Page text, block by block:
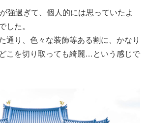
強過ぎて、個人的には思っていたよ
した。
通り、色々な装飾等ある割に、かなり
こを切り取っても綺麗…という感じで